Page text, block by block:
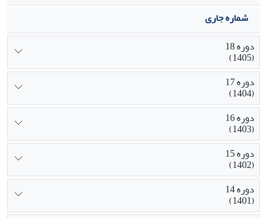
شماره جاری
دوره 18
(1405)
دوره 17
(1404)
دوره 16
(1403)
دوره 15
(1402)
دوره 14
(1401)